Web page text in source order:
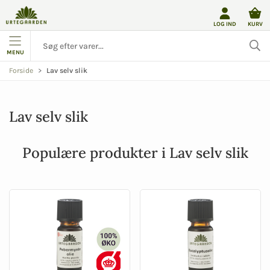
LOG IND KURV
MENU
Forside Lav selv slik
Lav selv slik
Populære produkter i Lav selv slik